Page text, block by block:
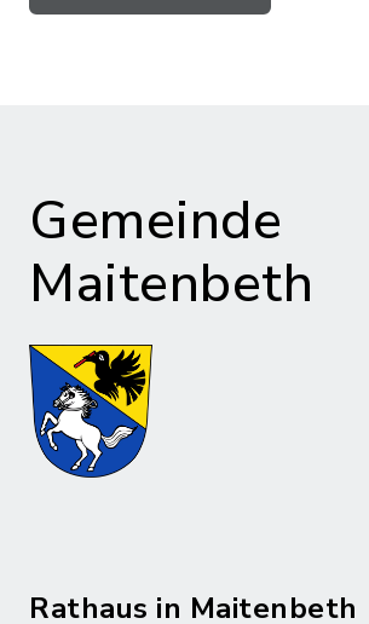
Gemeinde
Maitenbeth
Rathaus in Maitenbeth